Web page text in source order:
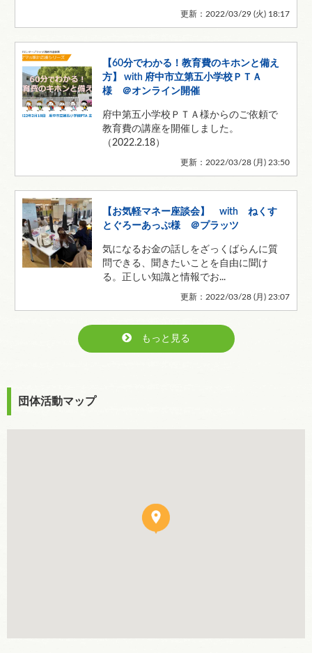
更新：2022/03/29 (火) 18:17
【60分でわかる！教育費のキホンと備え
方】 with 府中市立第五小学校ＰＴＡ
様 ＠オンライン開催
府中第五小学校ＰＴＡ様からのご依頼で
教育費の講座を開催しました。
（2022.2.18）
更新：2022/03/28 (月) 23:50
【お気軽マネー座談会】 with ねくす
とぐろーあっぷ様 ＠プラッツ
気になるお金の話しをざっくばらんに質
問できる、聞きたいことを自由に聞け
る。正しい知識と情報でお...
更新：2022/03/28 (月) 23:07
もっと見る
団体活動マップ